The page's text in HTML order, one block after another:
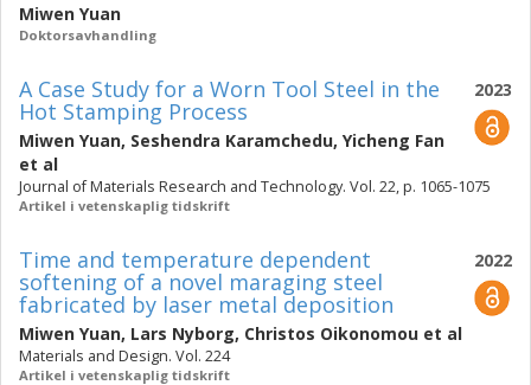
Miwen Yuan
Doktorsavhandling
2023
A Case Study for a Worn Tool Steel in the
Hot Stamping Process
Miwen Yuan, Seshendra Karamchedu, Yicheng Fan
et al
Journal of Materials Research and Technology. Vol. 22, p. 1065-1075
Artikel i vetenskaplig tidskrift
2022
Time and temperature dependent
softening of a novel maraging steel
fabricated by laser metal deposition
Miwen Yuan, Lars Nyborg, Christos Oikonomou et al
Materials and Design. Vol. 224
Artikel i vetenskaplig tidskrift